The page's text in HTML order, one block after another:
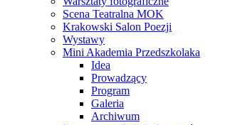
Scena Teatralna MOK
Krakowski Salon Poezji
Wystawy
Mini Akademia Przedszkolaka
Idea
Prowadzący
Program
Galeria
Archiwum